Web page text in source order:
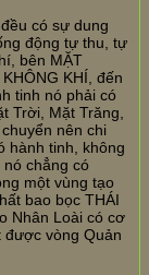
có sự dung
động tự thu, tự
bên MẶT
KHÍ, đến
tinh nó phải có
Trời, Mặt Trăng,
nên chi
hành tinh, không
chẳng có
một vùng tạo
bao bọc THÁI
Nhân Loài có cơ
được vòng Quản